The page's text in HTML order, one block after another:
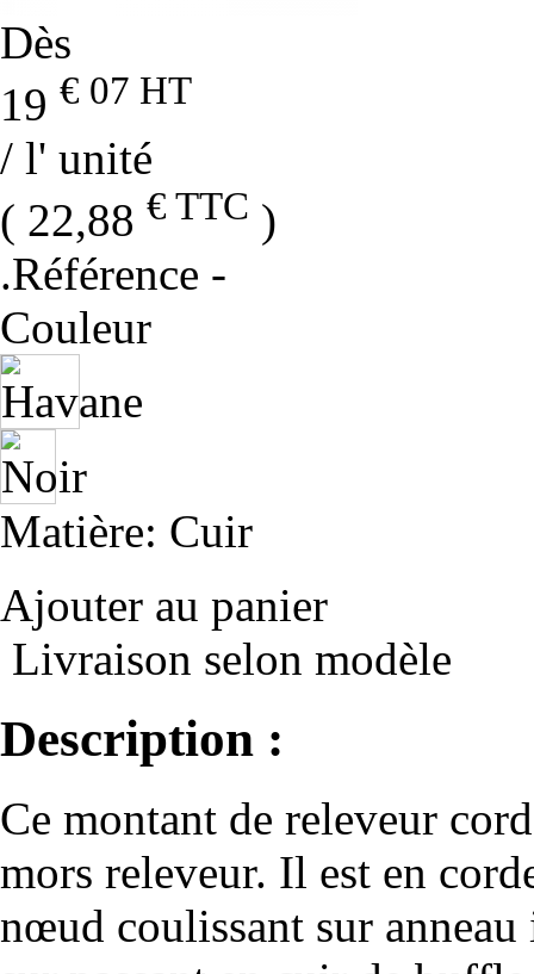
Dès
19 € 07 HT
/ l' unité
( 22,88 € TTC )
.Référence -
Couleur
Matière: Cuir
Ajouter au panier
Livraison selon modèle
Description :
Ce montant de releveur
mors releveur. Il est en
nœud coulissant sur